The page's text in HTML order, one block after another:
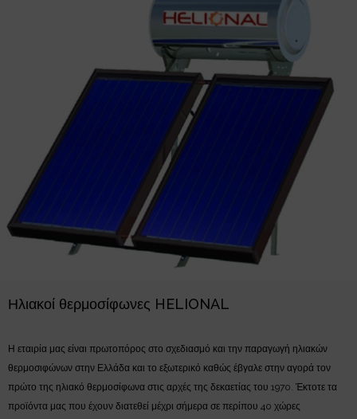
Ηλιακοί θερμοσίφωνες HELIONAL
Η εταιρία μας είναι πρωτοπόρος στο σχεδιασμό και την παραγωγή ηλιακών
θερμοσιφώνων στην Ελλάδα και το εξωτερικό καθώς έβγαλε στην αγορά τον
πρώτο της ηλιακό θερμοσίφωνα στις αρχές της δεκαετίας του 1970. Έκτοτε τα
προϊόντα μας που έχουν διατεθεί μέχρι σήμερα σε περίπου 40 χώρες